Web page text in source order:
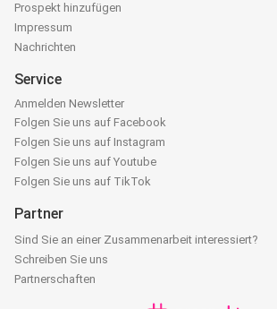
Prospekt hinzufügen
Impressum
Nachrichten
Service
Anmelden Newsletter
Folgen Sie uns auf Facebook
Folgen Sie uns auf Instagram
Folgen Sie uns auf Youtube
Folgen Sie uns auf TikTok
Partner
Sind Sie an einer Zusammenarbeit interessiert?
Schreiben Sie uns
Partnerschaften